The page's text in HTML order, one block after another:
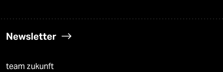
Newsletter
team zukunft